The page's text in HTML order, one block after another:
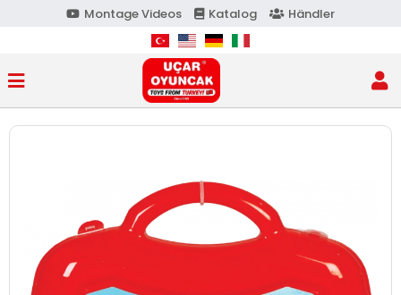
Montage Videos Katalog Händler